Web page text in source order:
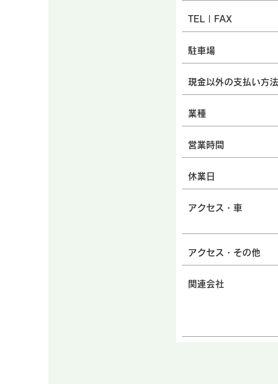
TEL | FAX
駐車場
現金以外の支払い方法
業種
営業時間
休業日
アクセス・車
アクセス・その他
関連会社